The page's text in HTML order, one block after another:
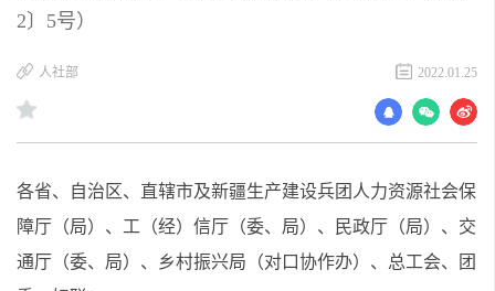
2〕5号）
人社部 2022.01.25
各省、自治区、直辖市及新疆生产建设兵团人力资源社会保
障厅（局）、工（经）信厅（委、局）、民政厅（局）、交
通厅（委、局）、乡村振兴局（对口协作办）、总工会、团